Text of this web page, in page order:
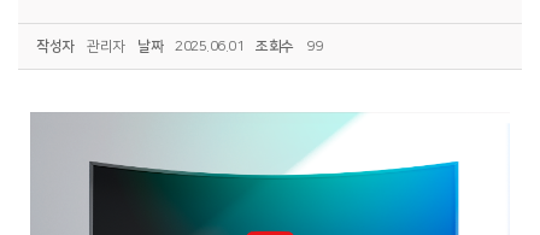
작성자 관리자 날짜 2025.06.01 조회수 99